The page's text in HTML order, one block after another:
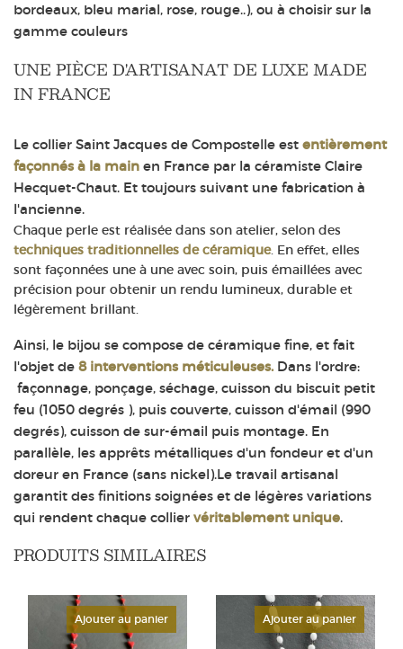
bordeaux, bleu marial, rose, rouge..), ou à choisir sur la
gamme couleurs
UNE PIÈCE D'ARTISANAT DE LUXE MADE
IN FRANCE
Le collier Saint Jacques de Compostelle est entièrement
façonnés à la main en France par la céramiste Claire
Hecquet-Chaut. Et toujours suivant une fabrication à
l'ancienne.
Chaque perle est réalisée dans son atelier, selon des
techniques traditionnelles de céramique. En effet, elles
sont façonnées une à une avec soin, puis émaillées avec
précision pour obtenir un rendu lumineux, durable et
légèrement brillant.
Ainsi, le bijou se compose de céramique fine, et fait
l'objet de 8 interventions méticuleuses. Dans l'ordre:
façonnage, ponçage, séchage, cuisson du biscuit petit
feu (1050 degrés ), puis couverte, cuisson d'émail (990
degrés), cuisson de sur-émail puis montage. En
parallèle, les apprêts métalliques d'un fondeur et d'un
doreur en France (sans nickel).Le travail artisanal
garantit des finitions soignées et de légères variations
qui rendent chaque collier véritablement unique.
PRODUITS SIMILAIRES
Ajouter au panier Ajouter au panier